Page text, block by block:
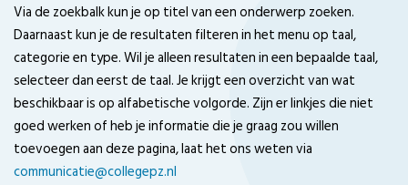
Via de zoekbalk kun je op titel van een onderwerp zoeken.
Daarnaast kun je de resultaten filteren in het menu op taal,
categorie en type. Wil je alleen resultaten in een bepaalde taal,
selecteer dan eerst de taal. Je krijgt een overzicht van wat
beschikbaar is op alfabetische volgorde. Zijn er linkjes die niet
goed werken of heb je informatie die je graag zou willen
toevoegen aan deze pagina, laat het ons weten via
communicatie@collegepz.nl